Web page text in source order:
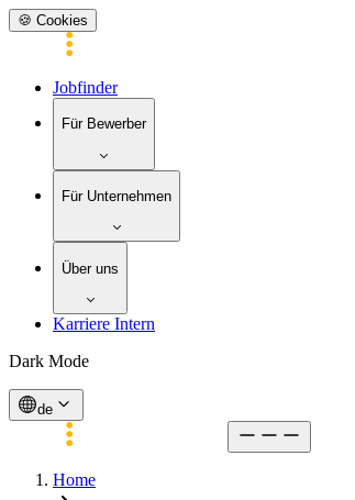
🍪 Cookies
Jobfinder
Für Bewerber
Für Unternehmen
Über uns
Karriere Intern
Dark Mode
de
Home